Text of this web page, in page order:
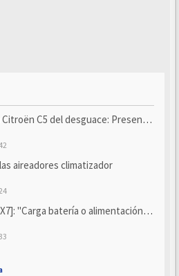
C5 del desguace: Presentación y seguimiento
aireadores climatizador
"Carga batería o alimentación eléctri...